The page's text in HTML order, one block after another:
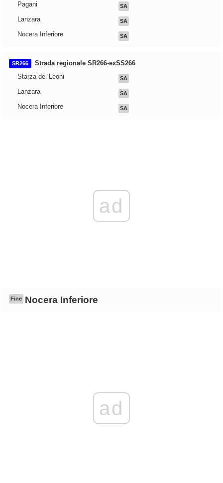
Pagani SA
Lanzara SA
Nocera Inferiore SA
SR266
Strada regionale SR266-exSS266
Starza dei Leoni
SA
Lanzara SA
Nocera Inferiore SA
ad
Fine Nocera Inferiore
ad